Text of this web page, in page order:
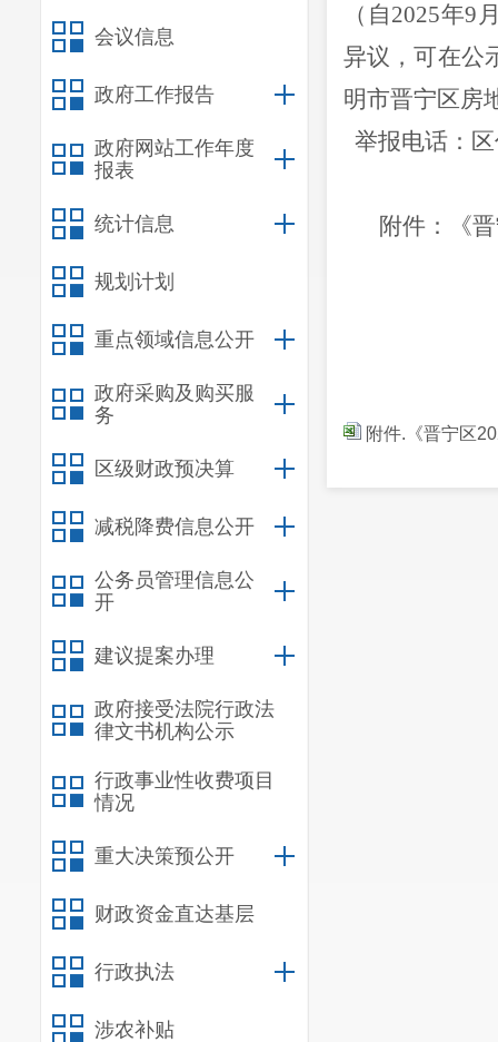
会议信息
政府工作报告
政府网站工作年度
报表
统计信息
规划计划
重点领域信息公开
政府采购及购买服
务
区级财政预决算
减税降费信息公开
公务员管理信息公
开
建议提案办理
政府接受法院行政法
律文书机构公示
行政事业性收费项目
情况
重大决策预公开
财政资金直达基层
行政执法
涉农补贴
（自2025年9
异议，可在公
明市晋宁区房
举报电话：
附件：《
附件.《晋宁区